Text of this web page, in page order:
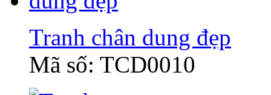
Tranh chân dung đẹp
Mã số: TCD0010